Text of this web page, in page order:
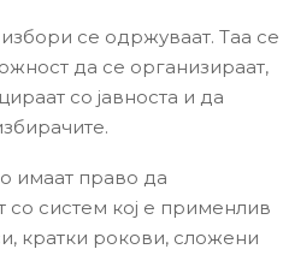
се одржуваат. Таа се
да се организираат,
со јавноста и да
имаат право да
со систем кој е применлив
кратки рокови, сложени